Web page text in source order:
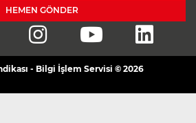
HEMEN GÖNDER
- Bilgi İşlem Servisi © 2026